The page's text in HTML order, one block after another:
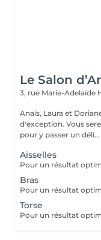
Le Salon
3, rue Marie-Adelaïde
Anais, Laura et
d'exception. Vous serez accueillis dans un cadre raffiné et feutré
pour y passer un déli...
Aisselles
Bras
Torse